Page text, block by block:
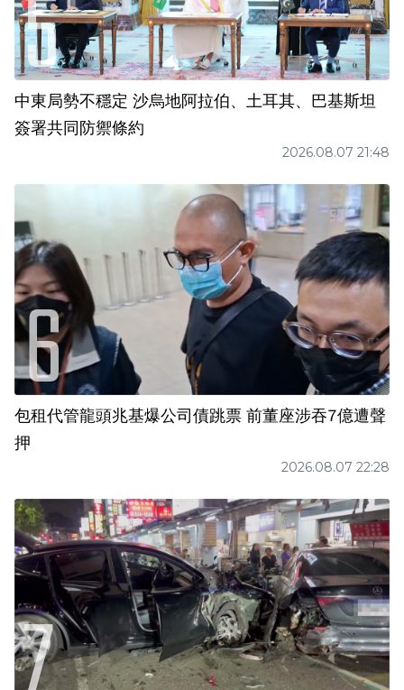
中東局勢不穩定 沙烏地阿拉伯、土耳其、巴基斯坦
簽署共同防禦條約
2026.08.07 21:48
包租代管龍頭兆基爆公司債跳票 前董座涉吞7億遭聲
押
2026.08.07 22:28